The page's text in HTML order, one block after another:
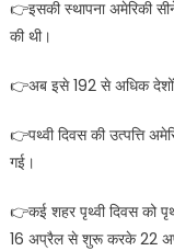
👉इसकी स्थापना अमेरिकी
की थी।
👉अब इसे 192 से अधिक देशों
👉पथ्वी दिवस की उत्पत्ति
गई।
👉कई शहर पृथ्वी दिवस को
16 अप्रैल से शुरू करके 22